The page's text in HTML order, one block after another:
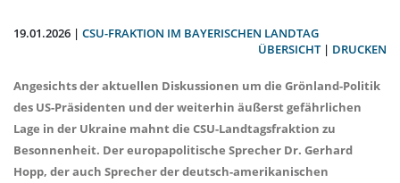
19.01.2026 | CSU-FRAKTION IM BAYERISCHEN LANDTAG
ÜBERSICHT| DRUCKEN
Angesichts der aktuellen Diskussionen um die Grönland-Politik
des US-Präsidenten und der weiterhin äußerst gefährlichen
Lage in der Ukraine mahnt die CSU-Landtagsfraktion zu
Besonnenheit. Der europapolitische Sprecher Dr. Gerhard
Hopp, der auch Sprecher der deutsch-amerikanischen